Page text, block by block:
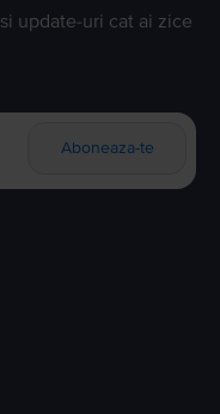
update-uri cat ai zice
Aboneaza-te